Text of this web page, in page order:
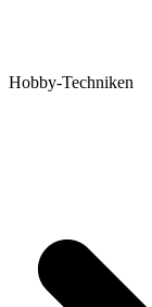
Hobby-Techniken